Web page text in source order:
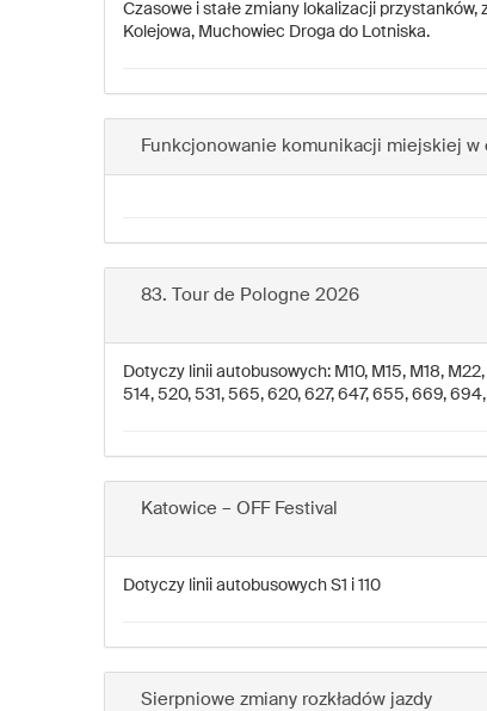
Czasowe i stałe zmiany lokalizacji
Kolejowa, Muchowiec Droga do Lotniska.
Funkcjonowanie komunikacji miejskiej
83. Tour de Pologne 2026
Dotyczy linii autobusowych: M10, M15, M18, M22,
514, 520, 531, 565, 620, 627, 647, 655, 669,
Katowice – OFF Festival
Dotyczy linii autobusowych S1 i 110
Sierpniowe zmiany rozkładów jazdy